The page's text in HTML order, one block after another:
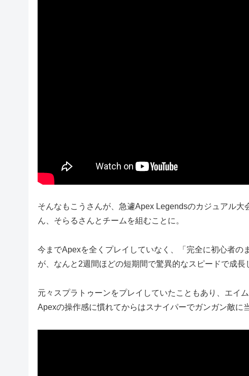
そんなもこうさんが、急遽Apex Legendsのカジュアル
ん、そらるさんとチームを組むことに。
今までApexを全くプレイしていなく、「完全に初心者の
が、なんと2週間ほどの短期間で驚異的なスピードで成長
元々スプラトゥーンをプレイしていたこともあり、エイ
Apexの操作感に慣れてからはスナイパーでガンガン敵に